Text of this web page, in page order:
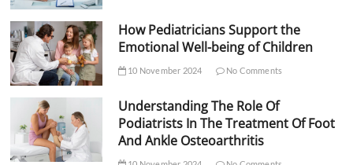
How Pediatricians Support the
Emotional Well-being of Children
10 November 2024 No Comments
Understanding The Role Of
Podiatrists In The Treatment Of Foot
And Ankle Osteoarthritis